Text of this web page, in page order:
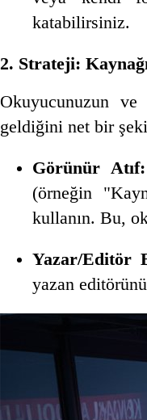
katabilirsiniz.
2. Strateji:
Okuyucunuzun
geldiğini net bir
Görünür Atıf:
(örneğin
kullanın. Bu,
Yazar/Editör
yazan